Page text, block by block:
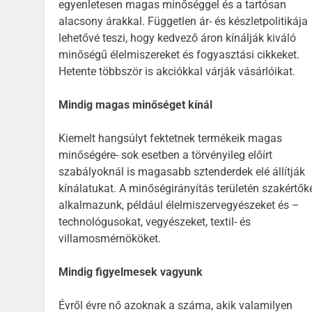
egyenletesen magas minőséggel és a tartósan
alacsony árakkal. Független ár- és készletpolitikája
lehetővé teszi, hogy kedvező áron kínálják kiváló
minőségű élelmiszereket és fogyasztási cikkeket.
Hetente többször is akciókkal várják vásárlóikat.
Mindig magas minőséget kínál
Kiemelt hangsúlyt fektetnek termékeik magas
minőségére- sok esetben a törvényileg előírt
szabályoknál is magasabb sztenderdek elé állítják
kínálatukat. A minőségirányítás területén
alkalmazunk, például élelmiszervegyészeket és –
technológusokat, vegyészeket, textil- és
villamosmérnököket.
Mindig figyelmesek vagyunk
Évről évre nő azoknak a száma, akik valamilyen